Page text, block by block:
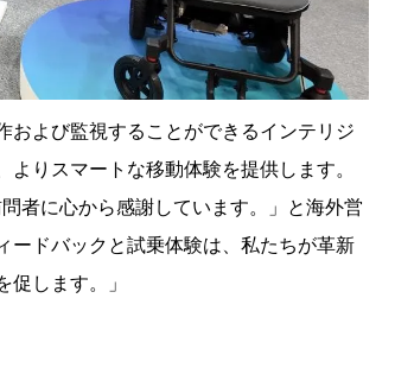
および監視することができるインテリジ
りスマートな移動体験を提供します。
者に心から感謝しています。」と海外営
ードバックと試乗体験は、私たちが革新
します。」